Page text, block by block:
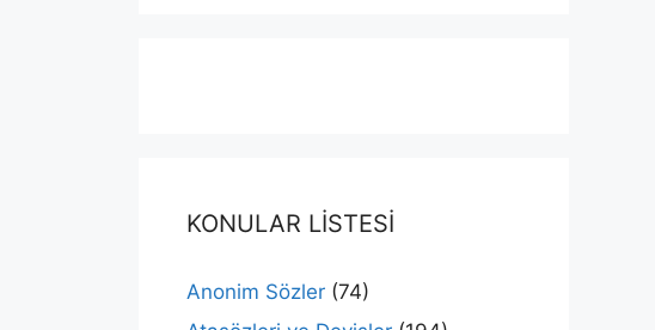
KONULAR LİSTESİ
Anonim Sözler (74)